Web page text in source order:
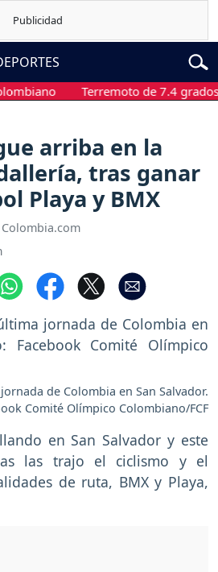
Terremoto de 7.4 grados
arriba en la
tras ganar
Playa y BMX
de Colombia en San Salvador.
Comité Olímpico Colombiano/FCF
en San Salvador y este
las trajo el ciclismo y el
de ruta, BMX y Playa,